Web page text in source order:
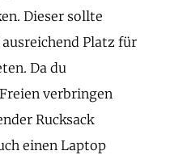
Dieser sollte
Platz für
Da du
verbringen
Rucksack
einen Laptop